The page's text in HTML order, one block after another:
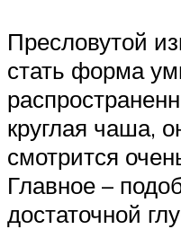
Пресловутой
стать форма
круглая чаша,
смотрится
Главное –
достаточной